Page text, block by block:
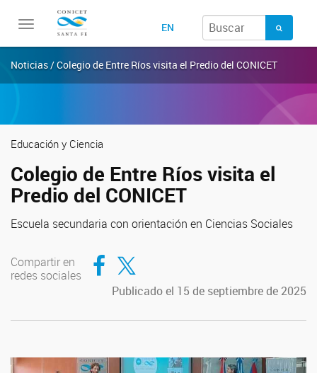
Toggle
EN
Noticias / Colegio de Entre Ríos visita el Predio del CONICET
Educación y Ciencia
Colegio de Entre Ríos visita el
Predio del CONICET
Escuela secundaria con orientación en Ciencias Sociales
Compartir en
redes sociales
Compartir en Facebook
Compartir en Twitter
Publicado el 15 de septiembre de 2025